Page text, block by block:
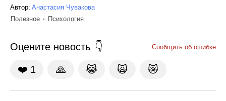
Автор: Анастасия Чувакова
Полезное
Психология
Оцените новость Сообщить об ошибке
❤️ 1 🙏 😹 🙀 😿